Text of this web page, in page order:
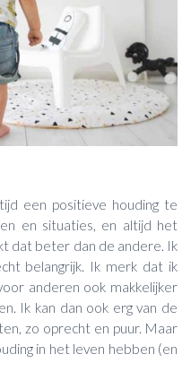
een positieve houding te
en situaties, en altijd het
dat beter dan de andere. Ik
belangrijk. Ik merk dat ik
anderen ook makkelijker
Ik kan dan ook erg van de
zo oprecht en puur. Maar
in het leven hebben (en